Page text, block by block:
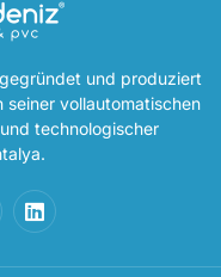
und produziert
seiner vollautomatischen
technologischer